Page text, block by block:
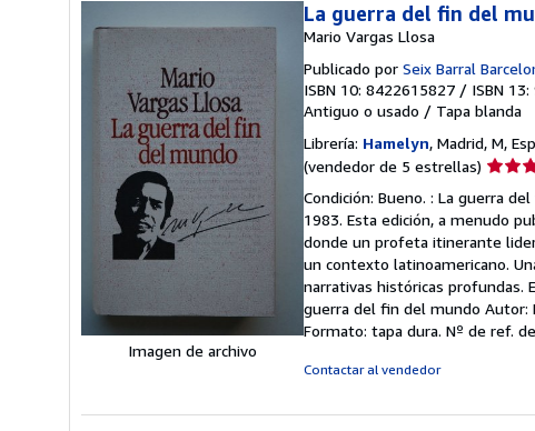
Imagen de archivo
La guerra del fin del
Mario Vargas Llosa
Publicado por Seix Barral
ISBN 10: 8422615827 / ISBN
Antiguo o usado / Tapa blanda
Librería: Hamelyn, Madrid, M,
(vendedor de 5 estrellas)
5
de
5
Condición: Bueno. : La guerra
1983. Esta edición, a menudo
donde un profeta itinerante
un contexto latinoamericano.
narrativas históricas profundas.
guerra del fin del mundo Autor:
Formato: tapa dura. Nº de ref.
Contactar al vendedor